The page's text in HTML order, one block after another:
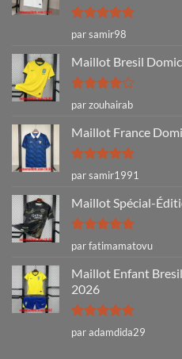
Note5sur
5
par samir98
Maillot Bresil
Note4
sur 5
par zouhairab
Maillot France
Note5sur
5
par samir1991
Maillot Spécial-
Note5sur
5
par fatimamatovu
Maillot Enfant
2026
Note5sur
5
par adamdida29